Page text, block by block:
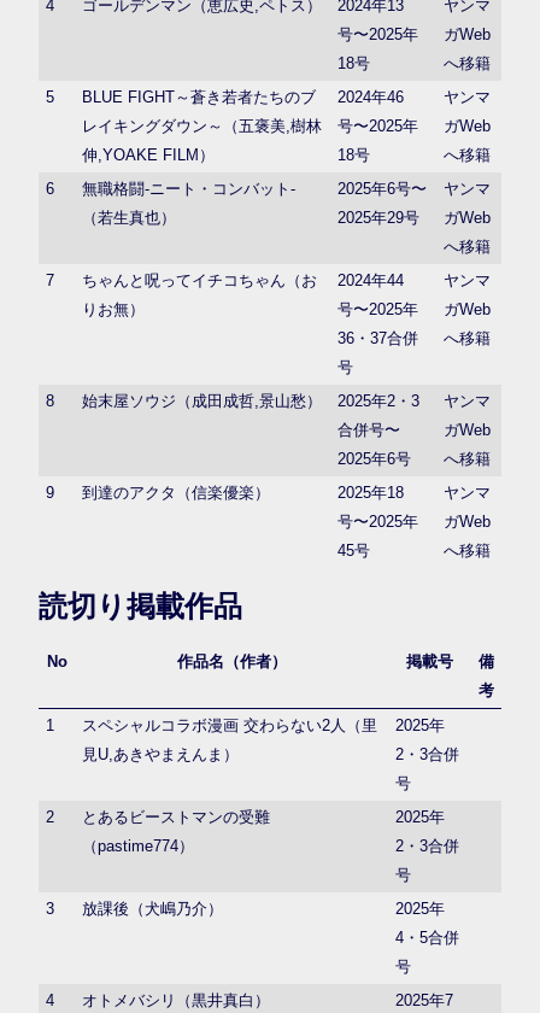
4 ゴールデンマン（恵広史,ペトス）
2024年13
号〜2025年
18号
ヤンマ
ガWeb
へ移籍
5
BLUE FIGHT～蒼き若者たちのブ
レイキングダウン～（五褒美,樹林
伸,YOAKE FILM）
2024年46
号〜2025年
18号
ヤンマ
ガWeb
へ移籍
6
無職格闘-ニート・コンバット-
（若生真也）
2025年6号〜
2025年29号
ヤンマ
ガWeb
へ移籍
7
ちゃんと呪ってイチコちゃん（お
りお無）
2024年44
号〜2025年
36・37合併
号
ヤンマ
ガWeb
へ移籍
8 始末屋ソウジ（成田成哲,景山愁）
2025年2・3
合併号〜
2025年6号
ヤンマ
ガWeb
へ移籍
9
到達のアクタ（信楽優楽）
2025年18
号〜2025年
45号
ヤンマ
ガWeb
へ移籍
読切り掲載作品
No 作品名（作者） 掲載号
備
考
1
スペシャルコラボ漫画 交わらない2人（里
見U,あきやまえんま）
2025年
2・3合併
号
2
とあるビーストマンの受難
（pastime774）
2025年
2・3合併
号
3
放課後（犬嶋乃介）
2025年
4・5合併
号
4
オトメバシリ（黒井真白）
2025年7